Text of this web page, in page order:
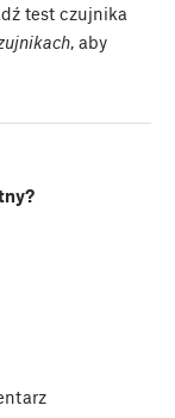
test czujnika
, aby